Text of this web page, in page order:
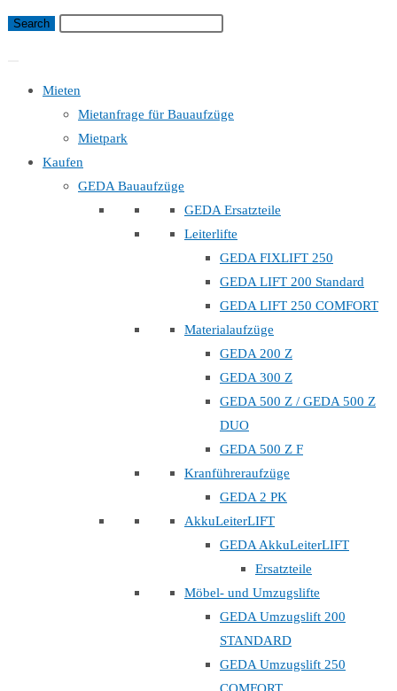
Mieten
Mietanfrage für Bauaufzüge
Mietpark
Kaufen
GEDA Bauaufzüge
GEDA Ersatzteile
Leiterlifte
GEDA FIXLIFT 250
GEDA LIFT 200 Standard
GEDA LIFT 250 COMFORT
Materialaufzüge
GEDA 200 Z
GEDA 300 Z
GEDA 500 Z / GEDA 500 Z
DUO
GEDA 500 Z F
Kranführeraufzüge
GEDA 2 PK
AkkuLeiterLIFT
GEDA AkkuLeiterLIFT
Ersatzteile
Möbel- und Umzugslifte
GEDA Umzugslift 200
STANDARD
GEDA Umzugslift 250